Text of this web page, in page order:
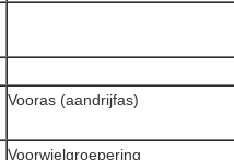
Vooras (aandrijfas)
Voorwielgroepering